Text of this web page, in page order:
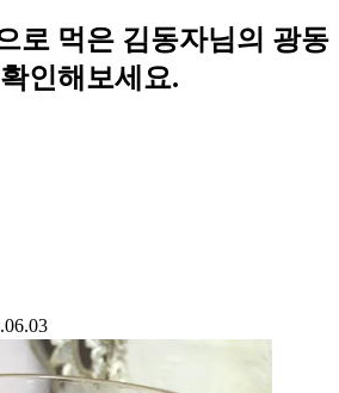
로 먹은 김동자님의 광동
인해보세요.